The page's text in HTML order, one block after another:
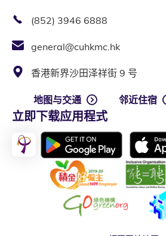
(852) 3946 6888
general@cuhkmc.hk
香港新界沙田泽祥街 9 号
地图与交通 邻近住宿
立即下载应用程式